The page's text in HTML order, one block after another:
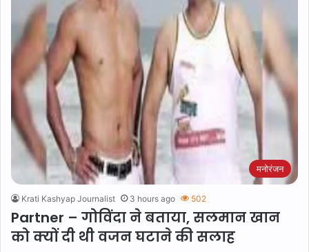
मनोरंजन
Krati Kashyap Journalist 3 hours ago 502
Partner – गोविंदा ने बताया, सलमान खान
को क्यों दी थी वजन घटाने की सलाह